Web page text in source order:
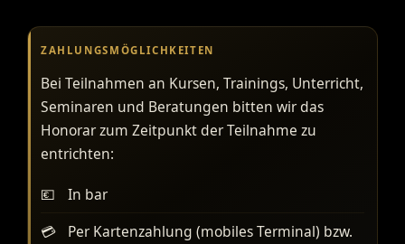
ZAHLUNGSMÖGLICHKEITEN
Bei Teilnahmen an Kursen, Trainings, Unterricht,
Seminaren und Beratungen bitten wir das
Honorar zum Zeitpunkt der Teilnahme zu
entrichten:
💶
In bar
💳
Per Kartenzahlung (mobiles Terminal) bzw.